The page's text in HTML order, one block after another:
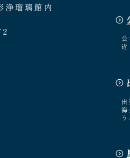
浄瑠璃館内